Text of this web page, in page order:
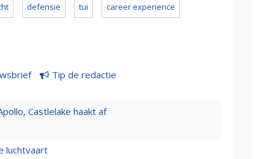
defensie tui career experience
Tip de redactie
Castlelake haakt af
luchtvaart